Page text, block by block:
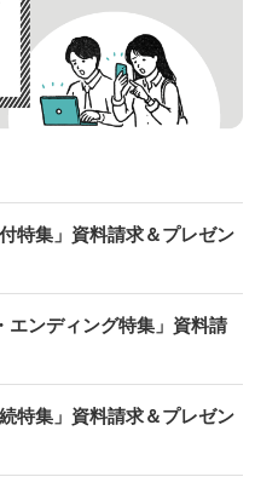
特集」資料請求＆プレゼン
エンディング特集」資料請
特集」資料請求＆プレゼン